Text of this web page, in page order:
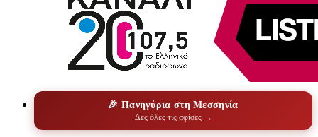
🎉 Πανηγύρια στη Μεσσηνία
Δες όλες τις αφίσες →